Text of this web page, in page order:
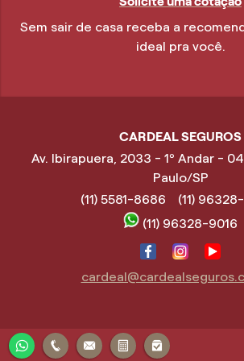
Sem sair de casa receba a
ideal pra você.
CARDEAL SEGUROS
Av. Ibirapuera, 2033 - 1º Andar -
Paulo/SP
(11) 5581-8686
(11)
(11) 96328-9016